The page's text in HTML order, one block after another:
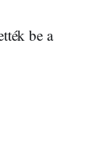
be a